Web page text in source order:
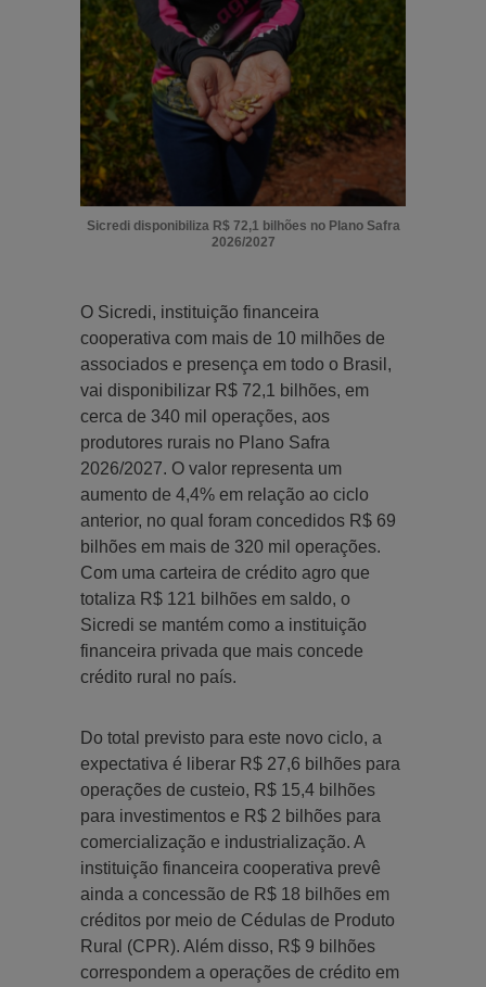
Sicredi disponibiliza R$ 72,1 bilhões no Plano Safra
2026/2027
O Sicredi, instituição financeira
cooperativa com mais de 10 milhões de
associados e presença em todo o Brasil,
vai disponibilizar R$ 72,1 bilhões, em
cerca de 340 mil operações, aos
produtores rurais no Plano Safra
2026/2027. O valor representa um
aumento de 4,4% em relação ao ciclo
anterior, no qual foram concedidos R$ 69
bilhões em mais de 320 mil operações.
Com uma carteira de crédito agro que
totaliza R$ 121 bilhões em saldo, o
Sicredi se mantém como a instituição
financeira privada que mais concede
crédito rural no país.
Do total previsto para este novo ciclo, a
expectativa é liberar R$ 27,6 bilhões para
operações de custeio, R$ 15,4 bilhões
para investimentos e R$ 2 bilhões para
comercialização e industrialização. A
instituição financeira cooperativa prevê
ainda a concessão de R$ 18 bilhões em
créditos por meio de Cédulas de Produto
Rural (CPR). Além disso, R$ 9 bilhões
correspondem a operações de crédito em